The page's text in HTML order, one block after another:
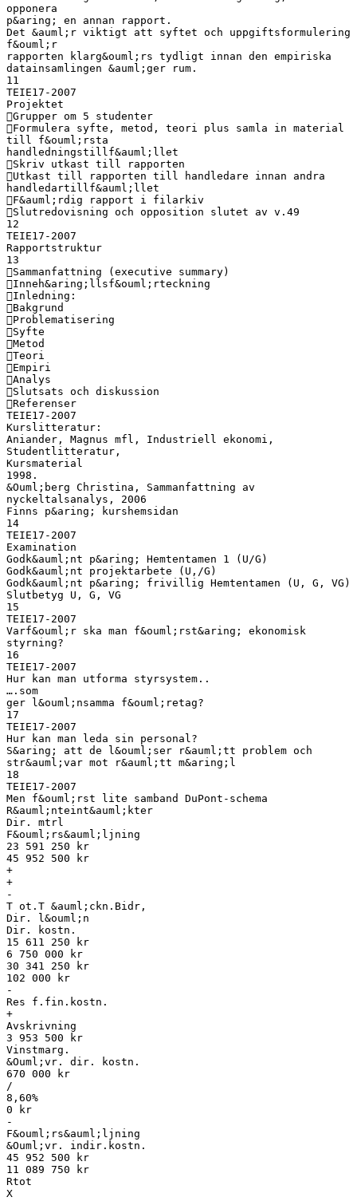
opponera
p&aring; en annan rapport.
Det &auml;r viktigt att syftet och uppgiftsformulering
f&ouml;r
rapporten klarg&ouml;rs tydligt innan den empiriska
datainsamlingen &auml;ger rum.
11
TEIE17-2007
Projektet
Grupper om 5 studenter
Formulera syfte, metod, teori plus samla in material
till f&ouml;rsta
handledningstillf&auml;llet
Skriv utkast till rapporten
Utkast till rapporten till handledare innan andra
handledartillf&auml;llet
F&auml;rdig rapport i filarkiv
Slutredovisning och opposition slutet av v.49
12
TEIE17-2007
Rapportstruktur
13
Sammanfattning (executive summary)
Inneh&aring;llsf&ouml;rteckning
Inledning:
Bakgrund
Problematisering
Syfte
Metod
Teori
Empiri
Analys
Slutsats och diskussion
Referenser
TEIE17-2007
Kurslitteratur:
Aniander, Magnus mfl, Industriell ekonomi,
Studentlitteratur,
Kursmaterial
1998.
&Ouml;berg Christina, Sammanfattning av
nyckeltalsanalys, 2006
Finns p&aring; kurshemsidan
14
TEIE17-2007
Examination
Godk&auml;nt p&aring; Hemtentamen 1 (U/G)
Godk&auml;nt projektarbete (U,/G)
Godk&auml;nt p&aring; frivillig Hemtentamen (U, G, VG)
Slutbetyg U, G, VG
15
TEIE17-2007
Varf&ouml;r ska man f&ouml;rst&aring; ekonomisk
styrning?
16
TEIE17-2007
Hur kan man utforma styrsystem..
….som
ger l&ouml;nsamma f&ouml;retag?
17
TEIE17-2007
Hur kan man leda sin personal?
S&aring; att de l&ouml;ser r&auml;tt problem och
str&auml;var mot r&auml;tt m&aring;l
18
TEIE17-2007
Men f&ouml;rst lite samband DuPont-schema
R&auml;nteint&auml;kter
Dir. mtrl
F&ouml;rs&auml;ljning
23 591 250 kr
45 952 500 kr
+
+
-
T ot.T &auml;ckn.Bidr,
Dir. l&ouml;n
Dir. kostn.
15 611 250 kr
6 750 000 kr
30 341 250 kr
102 000 kr
-
Res f.fin.kostn.
+
Avskrivning
3 953 500 kr
Vinstmarg.
&Ouml;vr. dir. kostn.
670 000 kr
/
8,60%
0 kr
-
F&ouml;rs&auml;ljning
&Ouml;vr. indir.kostn.
45 952 500 kr
11 089 750 kr
Rtot
X